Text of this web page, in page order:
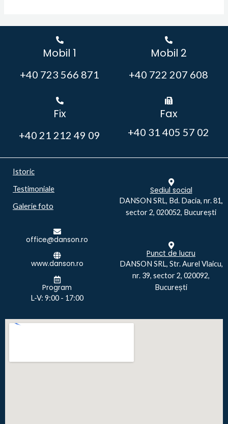
Mobil 1
+40 723 566 871
Mobil 2
+40 722 207 608
Fix
+40 21 212 49 09
Fax
+40 31 405 57 02
Istoric
Testimoniale
Galerie foto
office@danson.ro
www.danson.ro
Program
L-V: 9:00 - 17:00
Sediul social
DANSON SRL, Bd. Dacia, nr. 81,
sector 2, 020052, București
Punct de lucru
DANSON SRL, Str. Aurel Vlaicu,
nr. 39, sector 2, 020092,
București